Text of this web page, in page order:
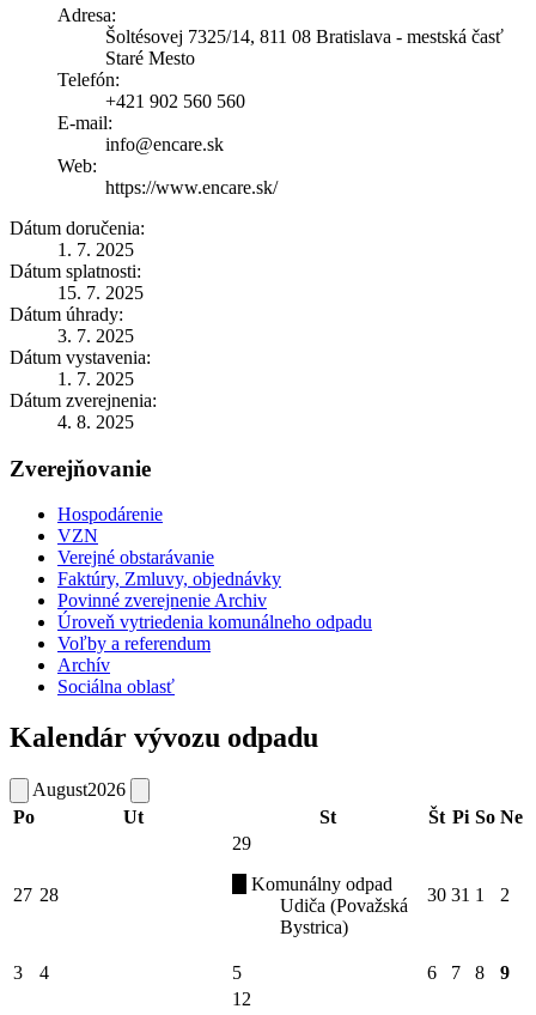
Adresa:
Šoltésovej 7325/14, 811 08 Bratislava - mestská časť
Staré Mesto
Telefón:
+421 902 560 560
E-mail:
info@encare.sk
Web:
https://www.encare.sk/
Dátum doručenia:
1. 7. 2025
Dátum splatnosti:
15. 7. 2025
Dátum úhrady:
3. 7. 2025
Dátum vystavenia:
1. 7. 2025
Dátum zverejnenia:
4. 8. 2025
Zverejňovanie
Hospodárenie
VZN
Verejné obstarávanie
Faktúry, Zmluvy, objednávky
Povinné zverejnenie Archiv
Úroveň vytriedenia komunálneho odpadu
Voľby a referendum
Archív
Sociálna oblasť
Kalendár vývozu odpadu
August2026
Po
Ut St Št Pi So Ne
27 28
29
Komunálny odpad
Udiča (Považská
Bystrica)
30 31 1 2
3 4 5 6 7 8 9
12